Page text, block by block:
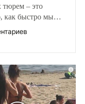
тюрем – это
как быстро мы
пути
изменений.
фантастики,
обсуждаемой